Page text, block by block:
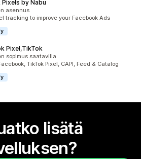
by Nabu
asennus
tracking to improve your Facebook Ads
Pixel,TikTok
sopimus saatavilla
TikTok Pixel, CAPI, Feed & Catalog
lisätä